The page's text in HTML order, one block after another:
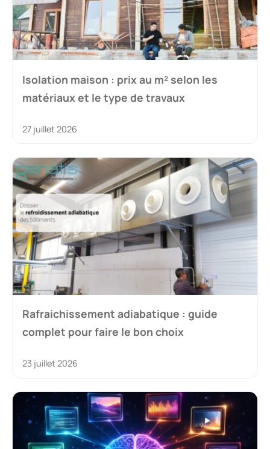
Isolation maison : prix au m² selon les
matériaux et le type de travaux
27 juillet 2026
Rafraichissement adiabatique : guide
complet pour faire le bon choix
23 juillet 2026